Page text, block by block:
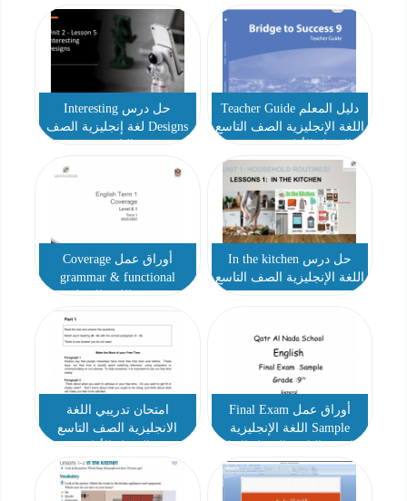
دليل المعلم Teacher Guide
اللغة الإنجليزية الصف التاسع
حل درس Interesting
Designs لغة إنجليزية الصف
حل درس In the kitchen
اللغة الإنجليزية الصف التاسع
أوراق عمل Coverage
grammar & functional
2022-2023
أوراق عمل Final Exam
Sample اللغة الإنجليزية
امتحان تدريبي اللغة
الانجليزية الصف التاسع